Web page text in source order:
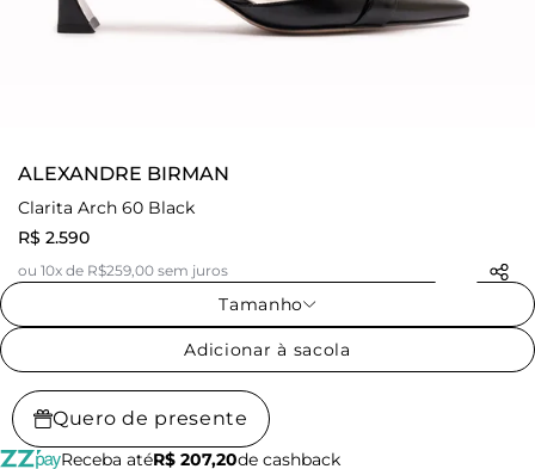
ALEXANDRE BIRMAN
Clarita Arch 60 Black
R$ 2.590
ou 10x de R$259,00 sem juros
Tamanho
Adicionar à sacola
Quero de presente
Receba atéR$ 207,20de cashback